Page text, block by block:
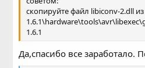
скопируйте файл libiconv-2.dll
1.6.1
Да,спасибо все заработало.